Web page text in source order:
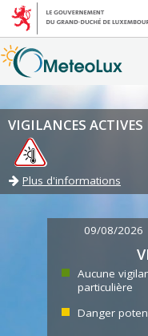
VIGILANCES ACTIVES
Plus d'informations
09/08/2026
Aucune
particulière
Danger